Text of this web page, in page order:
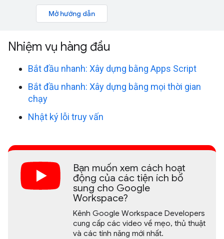
Mở hướng dẫn
Nhiệm vụ hàng đầu
Bắt đầu nhanh: Xây dựng bằng Apps Script
Bắt đầu nhanh: Xây dựng bằng mọi thời gian
chạy
Nhật ký lỗi truy vấn
Bạn muốn xem cách hoạt
động của các tiện ích bổ
sung cho Google
Workspace?
Kênh Google Workspace Developers
cung cấp các video về mẹo, thủ thuật
và các tính năng mới nhất.